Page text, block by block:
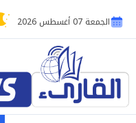
الجمعة 07 أغسطس 2026